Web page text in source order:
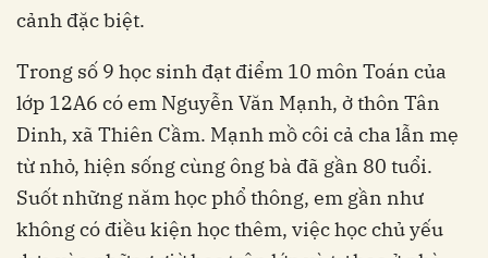
cảnh đặc biệt.
Trong số 9 học sinh đạt điểm 10 môn Toán của
lớp 12A6 có em Nguyễn Văn Mạnh, ở thôn Tân
Dinh, xã Thiên Cầm. Mạnh mồ côi cả cha lẫn mẹ
từ nhỏ, hiện sống cùng ông bà đã gần 80 tuổi.
Suốt những năm học phổ thông, em gần như
không có điều kiện học thêm, việc học chủ yếu